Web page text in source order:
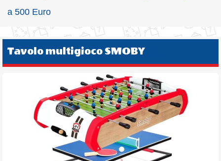
a 500 Euro
Tavolo multigioco SMOBY